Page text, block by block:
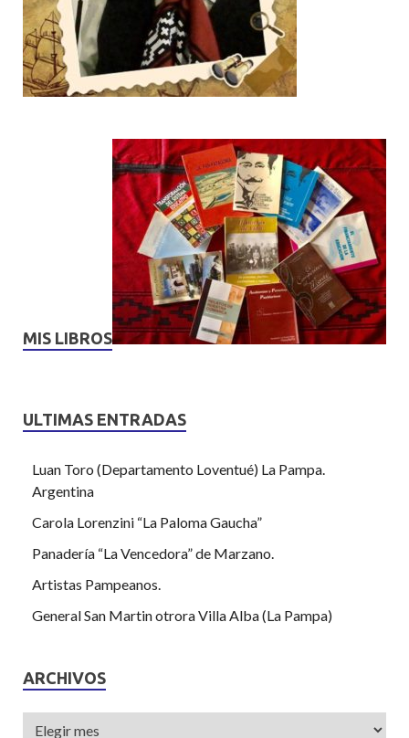
MIS LIBROS
ULTIMAS ENTRADAS
Luan Toro (Departamento Loventué) La Pampa.
Argentina
Carola Lorenzini “La Paloma Gaucha”
Panadería “La Vencedora” de Marzano.
Artistas Pampeanos.
General San Martin otrora Villa Alba (La Pampa)
ARCHIVOS